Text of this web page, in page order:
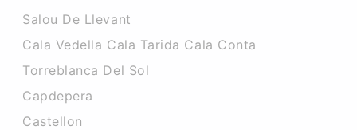
Salou De Llevant
Cala Vedella Cala Tarida Cala Conta
Torreblanca Del Sol
Capdepera
Castellon